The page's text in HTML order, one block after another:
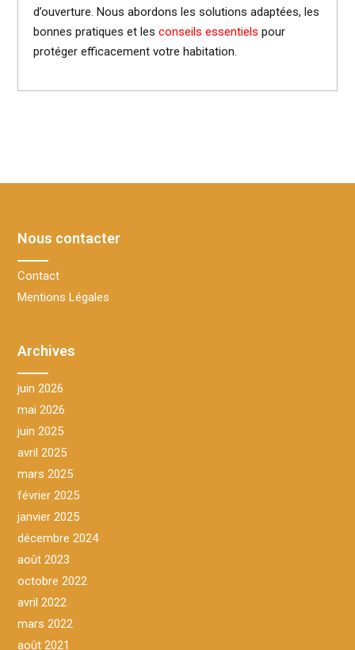
d’ouverture. Nous abordons les solutions adaptées, les
bonnes pratiques et les conseils essentiels pour
protéger efficacement votre habitation.
Nous contacter
Contact
Mentions Légales
Archives
juin 2026
mai 2026
juin 2025
avril 2025
mars 2025
février 2025
janvier 2025
décembre 2024
août 2023
octobre 2022
avril 2022
mars 2022
août 2021